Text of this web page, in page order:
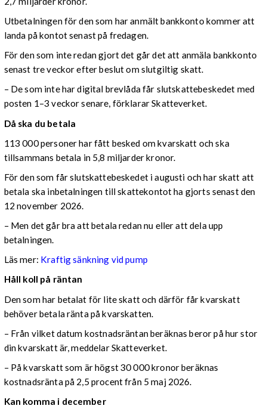
Utbetalningen för den som har anmält bankkonto kommer att
landa på kontot senast på fredagen.
För den som inte redan gjort det går det att anmäla bankkonto
senast tre veckor efter beslut om slutgiltig skatt.
– De som inte har digital brevlåda får slutskattebeskedet med
posten 1–3 veckor senare, förklarar Skatteverket.
Då ska du betala
113 000 personer har fått besked om kvarskatt och ska
tillsammans betala in 5,8 miljarder kronor.
För den som får slutskattebeskedet i augusti och har skatt att
betala ska inbetalningen till skattekontot ha gjorts senast den
12 november 2026.
– Men det går bra att betala redan nu eller att dela upp
betalningen.
Läs mer: Kraftig sänkning vid pump
Håll koll på räntan
Den som har betalat för lite skatt och därför får kvarskatt
behöver betala ränta på kvarskatten.
– Från vilket datum kostnadsräntan beräknas beror på hur stor
din kvarskatt är, meddelar Skatteverket.
– På kvarskatt som är högst 30 000 kronor beräknas
kostnadsränta på 2,5 procent från 5 maj 2026.
Kan komma i december